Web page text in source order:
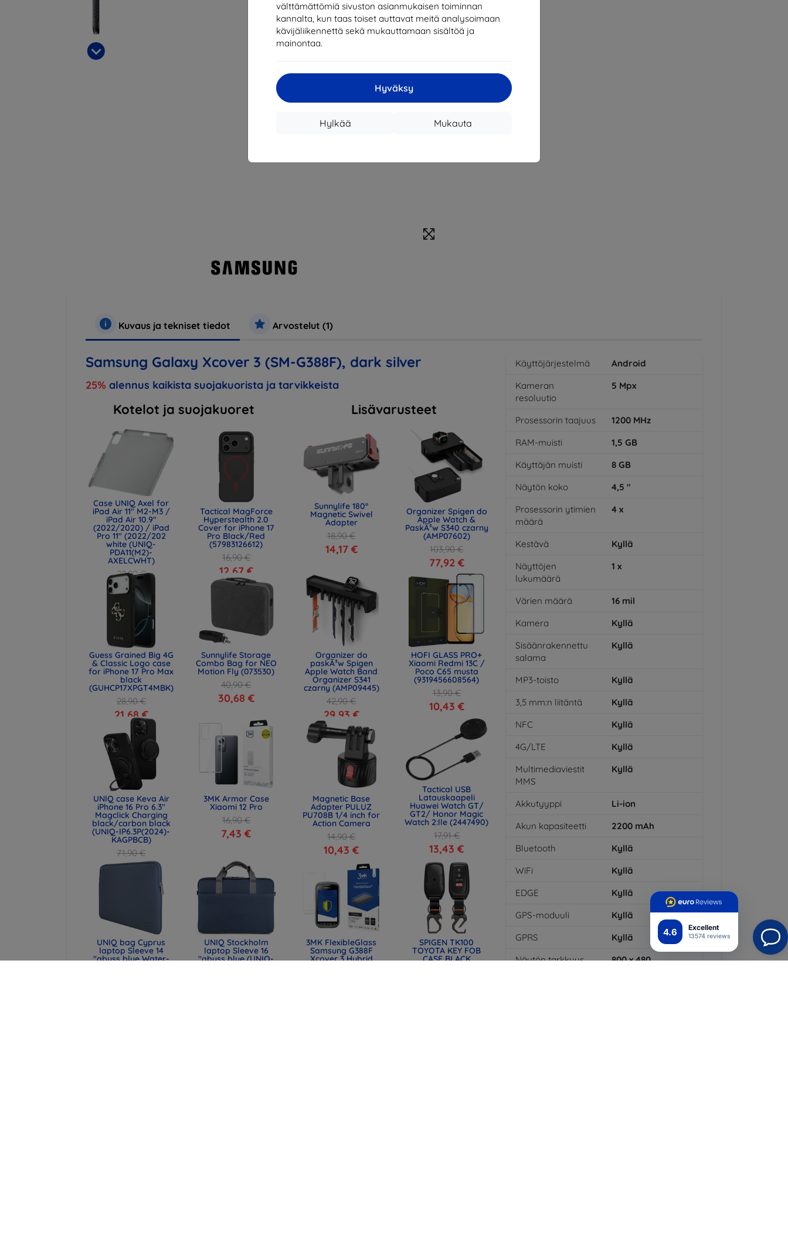
4.6 Excellent
13574 reviews
välttämättömiä sivuston asianmukaisen toiminnan
kannalta, kun taas toiset auttavat meitä analysoimaan
kävijäliikennettä sekä mukauttamaan sisältöä ja
mainontaa.
Hyväksy
Mukauta
Hylkää
Kuvaus ja tekniset tiedot Arvostelut (1)
Samsung Galaxy Xcover 3 (SM-G388F), dark silver
25% alennus kaikista suojakuorista ja tarvikkeista
Kotelot ja suojakuoret
Case UNIQ Axel for
iPad Air 11" M2-M3 /
iPad Air 10.9"
(2022/2020) / iPad
Pro 11" (2022/202
white (UNIQ-
PDA11(M2)-
AXELCWHT)
28,90 €
21,68 €
Tactical MagForce
Hyperstealth 2.0
Cover for iPhone 17
Pro Black/Red
(57983126612)
16,90 €
12,67 €
Guess Grained Big 4G
& Classic Logo case
for iPhone 17 Pro Max
black
(GUHCP17XPGT4MBK)
28,90 €
21,68 €
Sunnylife Storage
Combo Bag for NEO
Motion Fly (073530)
40,90 €
30,68 €
UNIQ case Keva Air
iPhone 16 Pro 6.3"
Magclick Charging
black/carbon black
(UNIQ-IP6.3P(2024)-
KAGPBCB)
71,90 €
53,93 €
3MK Armor Case
Xiaomi 12 Pro
16,90 €
7,43 €
UNIQ bag Cyprus
laptop Sleeve 14
"abyss blue Water-
UNIQ Stockholm
laptop Sleeve 16
"abyss blue (UNIQ-
Lisävarusteet
Sunnylife 180°
Magnetic Swivel
Adapter
18,90 €
14,17 €
Organizer Spigen do
Apple Watch &
PaskÃ³w S340 czarny
(AMP07602)
103,90 €
77,92 €
Organizer do
paskÃ³w Spigen
Apple Watch Band
Organizer S341
czarny (AMP09445)
42,90 €
29,93 €
HOFI GLASS PRO+
Xiaomi Redmi 13C /
Poco C65 musta
(9319456608564)
13,90 €
10,43 €
Magnetic Base
Adapter PULUZ
PU708B 1/4 inch for
Action Camera
14,90 €
10,43 €
Tactical USB
Latauskaapeli
Huawei Watch GT/
GT2/ Honor Magic
Watch 2:lle (2447490)
17,91 €
13,43 €
3MK FlexibleGlass
Samsung G388F
Xcover 3 Hybrid
SPIGEN TK100
TOYOTA KEY FOB
CASE BLACK
Käyttöjärjestelmä
Android
Kameran
resoluutio
5 Mpx
Prosessorin taajuus 1200 MHz
RAM-muisti
1,5 GB
Käyttäjän muisti
8 GB
Näytön koko
4,5 "
Prosessorin ytimien
määrä
4 x
Kestävä
Kyllä
Näyttöjen
lukumäärä
1 x
Värien määrä 16 mil
Kamera
Kyllä
Sisäänrakennettu
salama
Kyllä
MP3-toisto
Kyllä
3,5 mm:n liitäntä
Kyllä
NFC
Kyllä
4G/LTE
Kyllä
Multimediaviestit
MMS
Kyllä
Akkutyyppi
Li-ion
Akun kapasiteetti
2200 mAh
Bluetooth
Kyllä
WiFi
Kyllä
EDGE
Kyllä
GPS-moduuli
Kyllä
GPRS
Kyllä
Näytön tarkkuus
800 x 480